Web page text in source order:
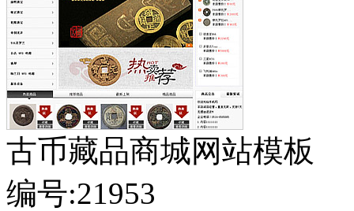
古币藏品商城网站模板
编号:21953